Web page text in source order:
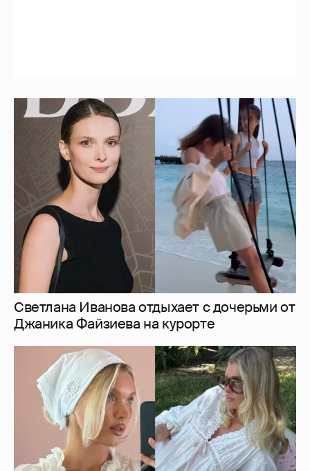
Светлана Иванова отдыхает с дочерьми от
Джаника Файзиева на курорте
Эльза Хоск показала новорожденную дочь